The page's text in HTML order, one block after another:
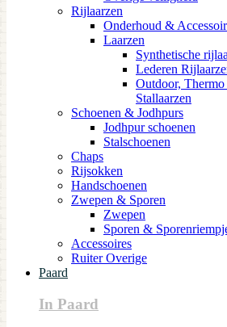
Rijlaarzen
Onderhoud &
Laarzen
Synthetische
Lederen
Outdoor,
Stallaarzen
Schoenen & Jodhpurs
Jodhpur schoenen
Stalschoenen
Chaps
Rijsokken
Handschoenen
Zwepen & Sporen
Zwepen
Sporen &
Accessoires
Ruiter Overige
Paard
In Paard